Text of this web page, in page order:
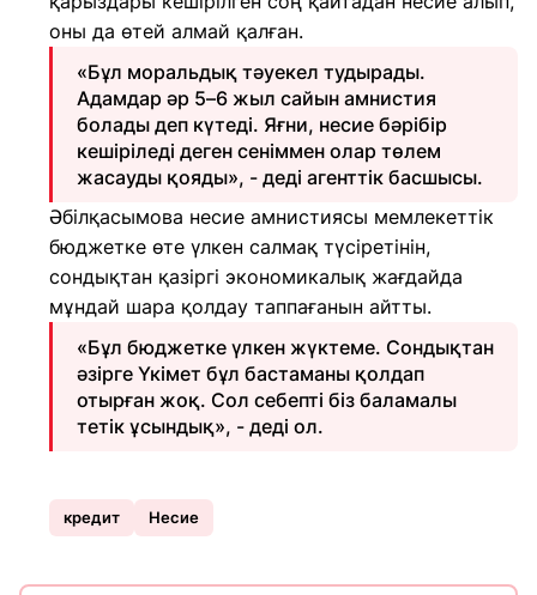
оны да өтей алмай қалған.
«Бұл моральдық тәуекел тудырады.
Адамдар әр 5–6 жыл сайын амнистия
болады деп күтеді. Яғни, несие бәрібір
кешіріледі деген сеніммен олар төлем
жасауды қояды», - деді агенттік басшысы.
Әбілқасымова несие амнистиясы мемлекеттік
бюджетке өте үлкен салмақ түсіретінін,
сондықтан қазіргі экономикалық жағдайда
мұндай шара қолдау таппағанын айтты.
«Бұл бюджетке үлкен жүктеме. Сондықтан
әзірге Үкімет бұл бастаманы қолдап
отырған жоқ. Сол себепті біз баламалы
тетік ұсындық», - деді ол.
кредит Несие